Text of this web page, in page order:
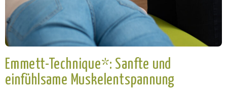
Emmett-Technique*: Sanfte und
einfühlsame Muskelentspannung